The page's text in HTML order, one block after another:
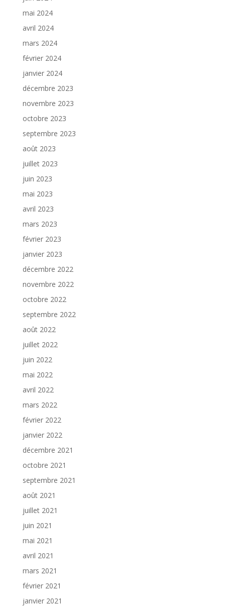
mai 2024
avril 2024
mars 2024
février 2024
janvier 2024
décembre 2023
novembre 2023
octobre 2023
septembre 2023
août 2023
juillet 2023
juin 2023
mai 2023
avril 2023
mars 2023
février 2023
janvier 2023
décembre 2022
novembre 2022
octobre 2022
septembre 2022
août 2022
juillet 2022
juin 2022
mai 2022
avril 2022
mars 2022
février 2022
janvier 2022
décembre 2021
octobre 2021
septembre 2021
août 2021
juillet 2021
juin 2021
mai 2021
avril 2021
mars 2021
février 2021
janvier 2021